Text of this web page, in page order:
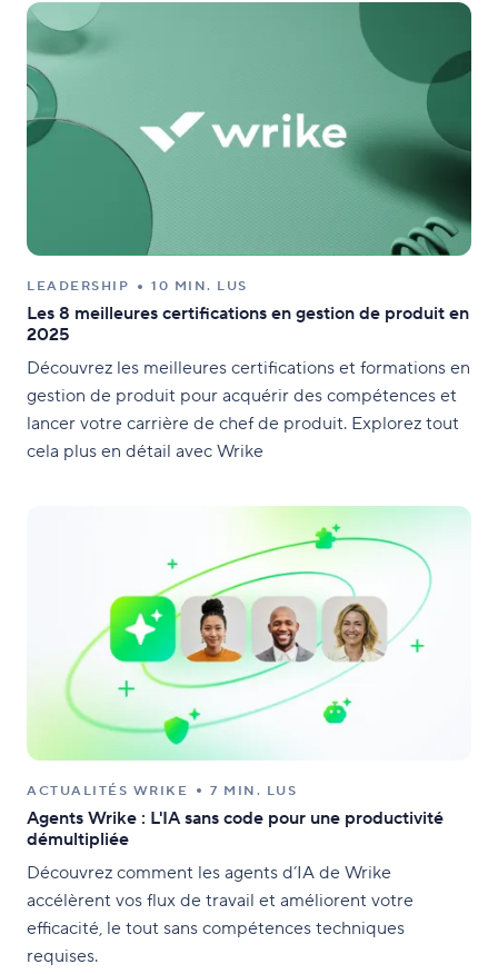
LEADERSHIP 10 MIN. LUS
Les 8 meilleures certifications en gestion de produit en
2025
Découvrez les meilleures certifications et formations en
gestion de produit pour acquérir des compétences et
lancer votre carrière de chef de produit. Explorez tout
cela plus en détail avec Wrike
ACTUALITÉS WRIKE 7 MIN. LUS
Agents Wrike : L'IA sans code pour une productivité
démultipliée
Découvrez comment les agents d’IA de Wrike
accélèrent vos flux de travail et améliorent votre
efficacité, le tout sans compétences techniques
requises.